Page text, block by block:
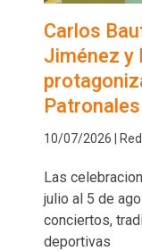
Carlos
Jiménez y
10/07/2026 |
Las
julio al 5 de
conciertos,
deportivas